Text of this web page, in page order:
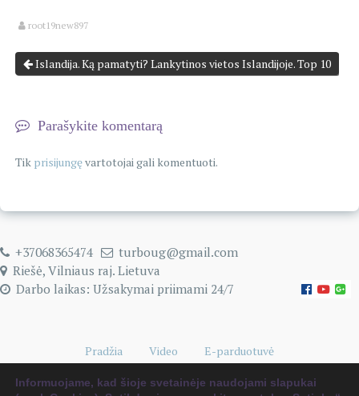
root19new897
Islandija. Ką pamatyti? Lankytinos vietos Islandijoje. Top 10
Parašykite komentarą
Tik prisijungęvartotojai gali komentuoti.
+37068365474
turboug@gmail.com
Riešė, Vilniaus raj. Lietuva
Darbo laikas: Užsakymai priimami 24/7
Pradžia Video
E-parduotuvė
Naudingi kelionių patarimai
0 items €0.00
Informuojame, kad šioje svetainėje naudojami slapukai